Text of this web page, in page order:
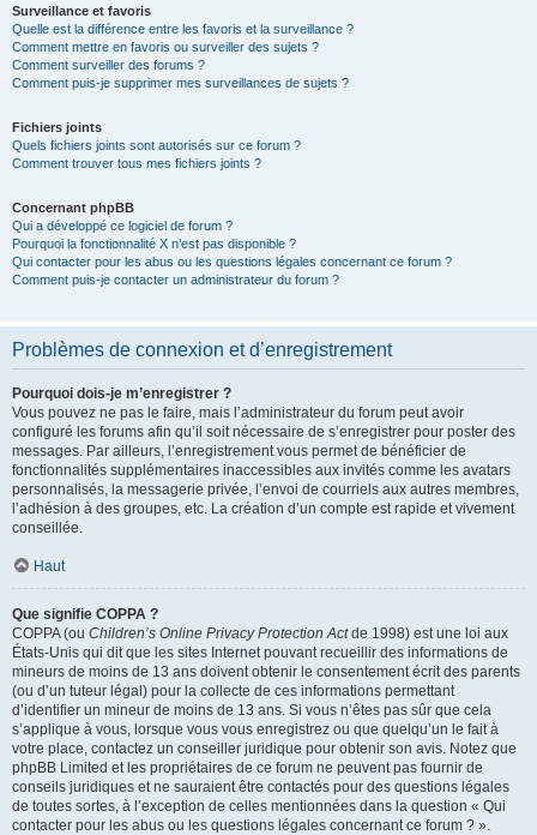
Surveillance et favoris
Quelle est la différence entre les favoris et la surveillance ?
Comment mettre en favoris ou surveiller des sujets ?
Comment surveiller des forums ?
Comment puis-je supprimer mes surveillances de sujets ?
Fichiers joints
Quels fichiers joints sont autorisés sur ce forum ?
Comment trouver tous mes fichiers joints ?
Concernant phpBB
Qui a développé ce logiciel de forum ?
Pourquoi la fonctionnalité X n’est pas disponible ?
Qui contacter pour les abus ou les questions légales concernant ce forum ?
Comment puis-je contacter un administrateur du forum ?
Problèmes de connexion et d’enregistrement
Pourquoi dois-je m’enregistrer ?
Vous pouvez ne pas le faire, mais l’administrateur du forum peut avoir
configuré les forums afin qu’il soit nécessaire de s’enregistrer pour poster des
messages. Par ailleurs, l’enregistrement vous permet de bénéficier de
fonctionnalités supplémentaires inaccessibles aux invités comme les avatars
personnalisés, la messagerie privée, l’envoi de courriels aux autres membres,
l’adhésion à des groupes, etc. La création d’un compte est rapide et vivement
conseillée.
Haut
Que signifie COPPA ?
COPPA (ou Children’s Online Privacy Protection Actde 1998) est une loi aux
États-Unis qui dit que les sites Internet pouvant recueillir des informations de
mineurs de moins de 13 ans doivent obtenir le consentement écrit des parents
(ou d’un tuteur légal) pour la collecte de ces informations permettant
d’identifier un mineur de moins de 13 ans. Si vous n’êtes pas sûr que cela
s’applique à vous, lorsque vous vous enregistrez ou que quelqu’un le fait à
votre place, contactez un conseiller juridique pour obtenir son avis. Notez que
phpBB Limited et les propriétaires de ce forum ne peuvent pas fournir de
conseils juridiques et ne sauraient être contactés pour des questions légales
de toutes sortes, à l’exception de celles mentionnées dans la question « Qui
contacter pour les abus ou les questions légales concernant ce forum ? ».